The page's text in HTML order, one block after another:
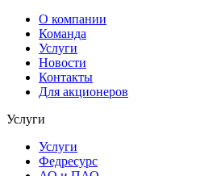
О компании
Команда
Услуги
Новости
Контакты
Для акционеров
Услуги
Услуги
Федресурс